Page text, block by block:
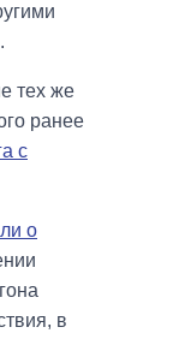
тех же
ранее
с
о
в